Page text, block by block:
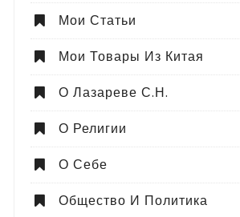
Мои Статьи
Мои Товары Из Китая
О Лазареве С.Н.
О Религии
О Себе
Общество И Политика